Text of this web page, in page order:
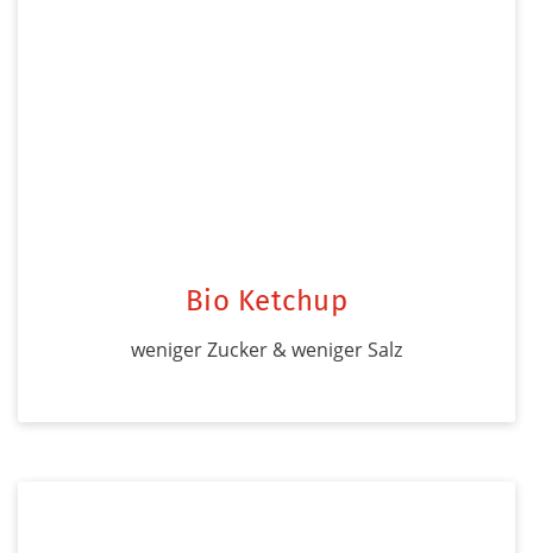
Bio Ketchup
weniger Zucker & weniger Salz